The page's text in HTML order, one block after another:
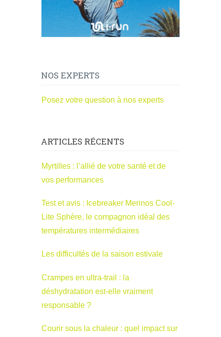
NOS EXPERTS
Posez votre question à nos experts
ARTICLES RÉCENTS
Myrtilles : l’allié de votre santé et de
vos performances
Test et avis : Icebreaker Merinos Cool-
Lite Sphère, le compagnon idéal des
températures intermédiaires
Les difficultés de la saison estivale
Crampes en ultra-trail : la
déshydratation est-elle vraiment
responsable ?
Courir sous la chaleur : quel impact sur